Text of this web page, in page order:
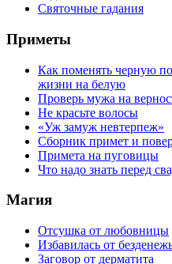
Святочные гадания
Приметы
Как поменять черную
жизни на белую
Проверь мужа на
Не красьте волосы
«Уж замуж невтерпеж»
Сборник примет и
Примета на пуговицы
Что надо знать перед
Магия
Отсушка от любовницы
Избавилась от
Заговор от дерматита